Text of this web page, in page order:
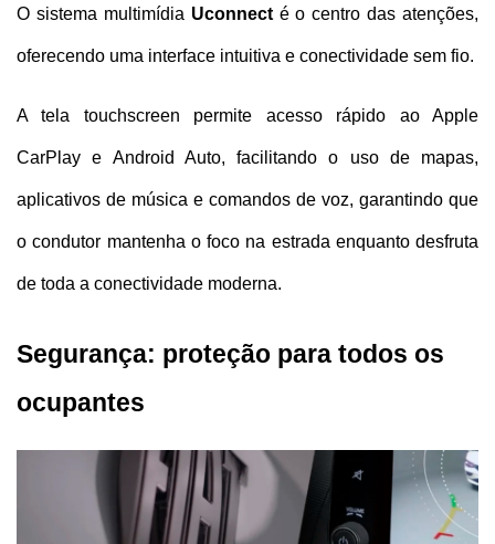
O sistema multimídia Uconnect é o centro das atenções,
oferecendo uma interface intuitiva e conectividade sem fio.
A tela touchscreen permite acesso rápido ao Apple
CarPlay e Android Auto, facilitando o uso de mapas,
aplicativos de música e comandos de voz, garantindo que
o condutor mantenha o foco na estrada enquanto desfruta
de toda a conectividade moderna.
Segurança: proteção para todos os
ocupantes